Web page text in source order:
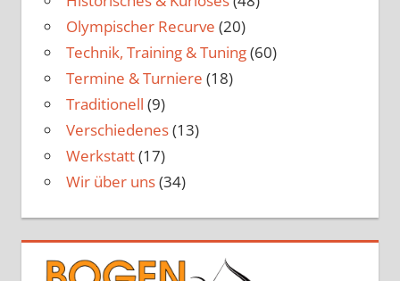
Olympischer Recurve (20)
Technik, Training & Tuning(60)
Termine & Turniere (18)
Traditionell (9)
Verschiedenes(13)
Werkstatt(17)
Wir über uns(34)